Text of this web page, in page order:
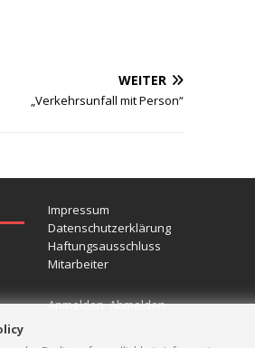
WEITER
„Verkehrsunfall mit Person“
Impressum
Datenschutzerklärung
Haftungsausschluss
Mitarbeiter
Anmelden Abmelden